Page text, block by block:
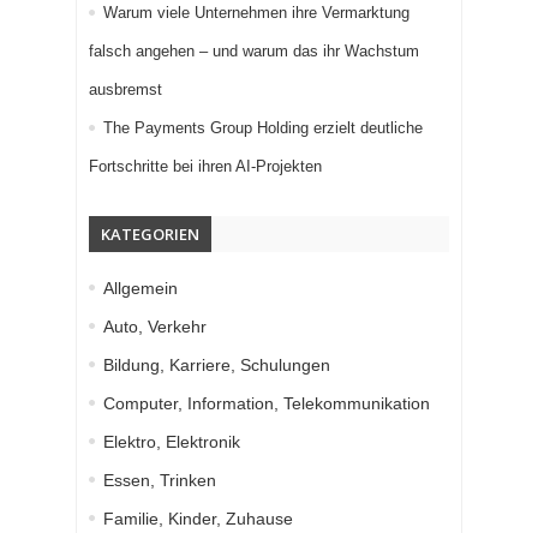
Warum viele Unternehmen ihre Vermarktung
falsch angehen – und warum das ihr Wachstum
ausbremst
The Payments Group Holding erzielt deutliche
Fortschritte bei ihren AI-Projekten
KATEGORIEN
Allgemein
Auto, Verkehr
Bildung, Karriere, Schulungen
Computer, Information, Telekommunikation
Elektro, Elektronik
Essen, Trinken
Familie, Kinder, Zuhause